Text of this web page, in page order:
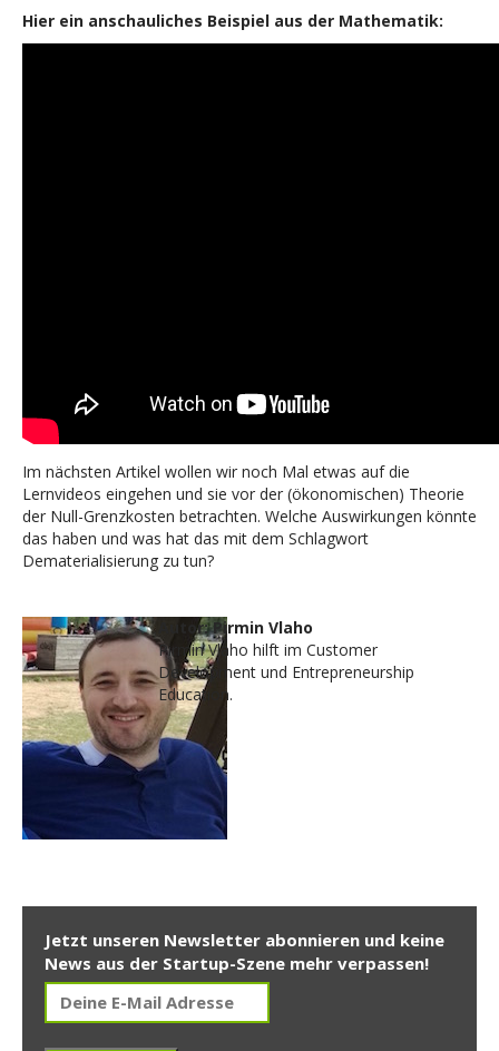
Hier ein anschauliches Beispiel aus der Mathematik:
Im nächsten Artikel wollen wir noch Mal etwas auf die
Lernvideos eingehen und sie vor der (ökonomischen) Theorie
der Null-Grenzkosten betrachten. Welche Auswirkungen könnte
das haben und was hat das mit dem Schlagwort
Dematerialisierung zu tun?
Autor: Pirmin Vlaho
Pirmin Vlaho hilft im Customer
Development und Entrepreneurship
Education.
Jetzt unseren Newsletter abonnieren und keine
News aus der Startup-Szene mehr verpassen!